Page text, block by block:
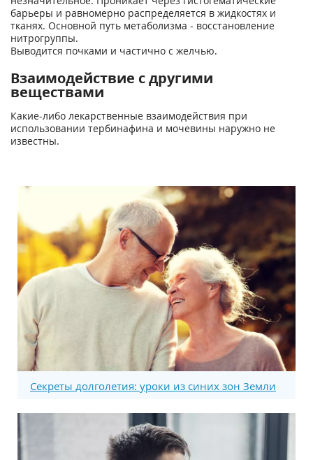
барьеры и равномерно распределяется в жидкостях и
тканях. Основной путь метаболизма - восстановление
нитрогруппы.
Выводится почками и частично с желчью.
Взаимодействие с другими
веществами
Какие-либо лекарственные взаимодействия при
использовании тербинафина и мочевины наружно не
известны.
Секреты долголетия: уроки из синих зон Земли